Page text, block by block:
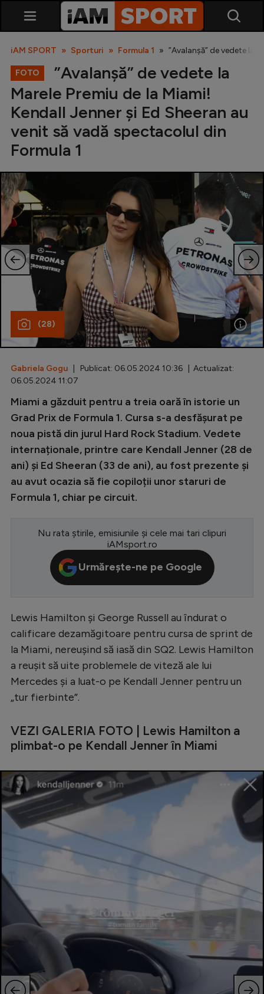
SuperLiga
Cupa României
Echipa Națională
Fotbal feminin
Special
Diverse
Inedit
Clasamente
Champions League
Europa League
Conference League
CM 2026
Premier League
Bundesliga
Ligue 1
Starurile fotbalului
EURO 2024
Stranieri
Clasamente
Handbal
Natație
Gimnastică
Ciclism
Alte sporturi
JO 2026
iAM SPORT Sporturi Formula 1 ”Avalanșă” de vedete la
FOTO
”Avalanșă” de vedete la
Marele Premiu de la Miami!
Kendall Jenner și Ed Sheeran au
venit să vadă spectacolul din
Formula 1
(28)
Gabriela Gogu | Publicat: 06.05.2024 10:36 | Actualizat:
06.05.2024 11:07
Miami a găzduit pentru a treia oară în istorie un
Grad Prix de Formula 1. Cursa s-a desfășurat pe
noua pistă din jurul Hard Rock Stadium. Vedete
internaționale, printre care Kendall Jenner (28 de
ani) și Ed Sheeran (33 de ani), au fost prezente și
au avut ocazia să fie copiloții unor staruri de
Formula 1, chiar pe circuit.
Nu rata știrile, emisiunile și cele mai tari clipuri
iAMsport.ro
Urmărește-ne pe Google
Lewis Hamilton și George Russell au îndurat o
calificare dezamăgitoare pentru cursa de sprint de
la Miami, nereușind să iasă din SQ2. Lewis Hamilton
a reușit să uite problemele de viteză ale lui
Mercedes și a luat-o pe Kendall Jenner pentru un
„tur fierbinte”.
VEZI GALERIA FOTO | Lewis Hamilton a
plimbat-o pe Kendall Jenner în Miami